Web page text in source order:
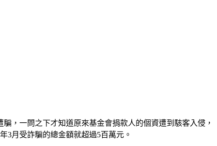
，一問之下才知道原來基金會捐款人的個資遭到駭客入侵，
3月受詐騙的總金額就超過5百萬元。